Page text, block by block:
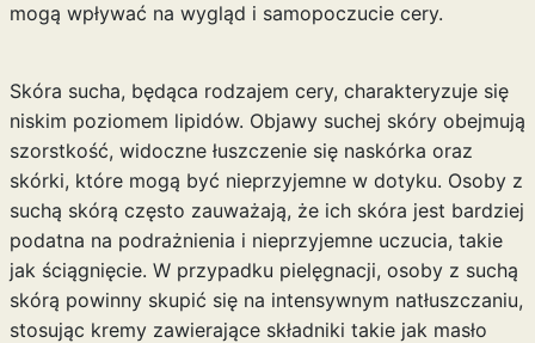
mogą wpływać na wygląd i samopoczucie cery.
Skóra sucha, będąca rodzajem cery, charakteryzuje się
niskim poziomem lipidów. Objawy suchej skóry obejmują
szorstkość, widoczne łuszczenie się naskórka oraz
skórki, które mogą być nieprzyjemne w dotyku. Osoby z
suchą skórą często zauważają, że ich skóra jest bardziej
podatna na podrażnienia i nieprzyjemne uczucia, takie
jak ściągnięcie. W przypadku pielęgnacji, osoby z suchą
skórą powinny skupić się na intensywnym natłuszczaniu,
stosując kremy zawierające składniki takie jak masło